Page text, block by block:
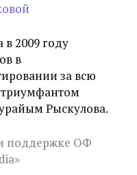
2009 году
в
за всю
триумфантом
Рыскулова.
поддержке ОФ